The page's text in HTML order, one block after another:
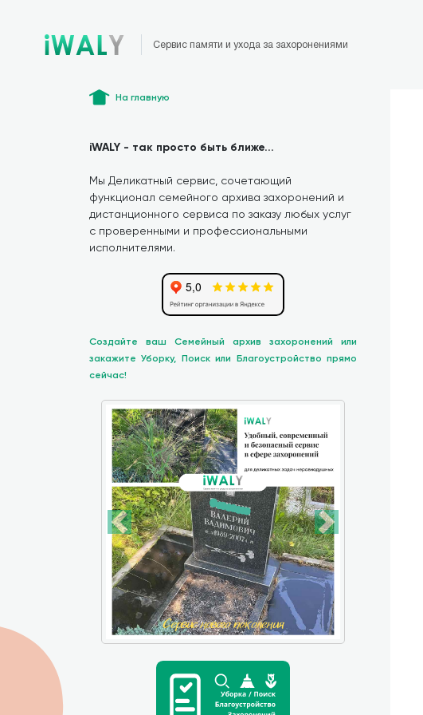
Сервис памяти и ухода за захоронениями
На главную
iWALY - так просто быть ближе...
Мы Деликатный сервис, сочетающий
функционал семейного архива захоронений и
дистанционного сервиса по заказу любых услуг
с проверенными и профессиональными
исполнителями.
Создайте ваш Семейный архив захоронений или
закажите Уборку, Поиск или Благоустройство прямо
сейчас!